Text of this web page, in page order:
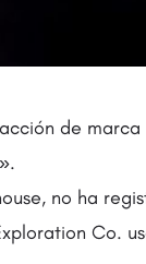
de
no ha
Co.